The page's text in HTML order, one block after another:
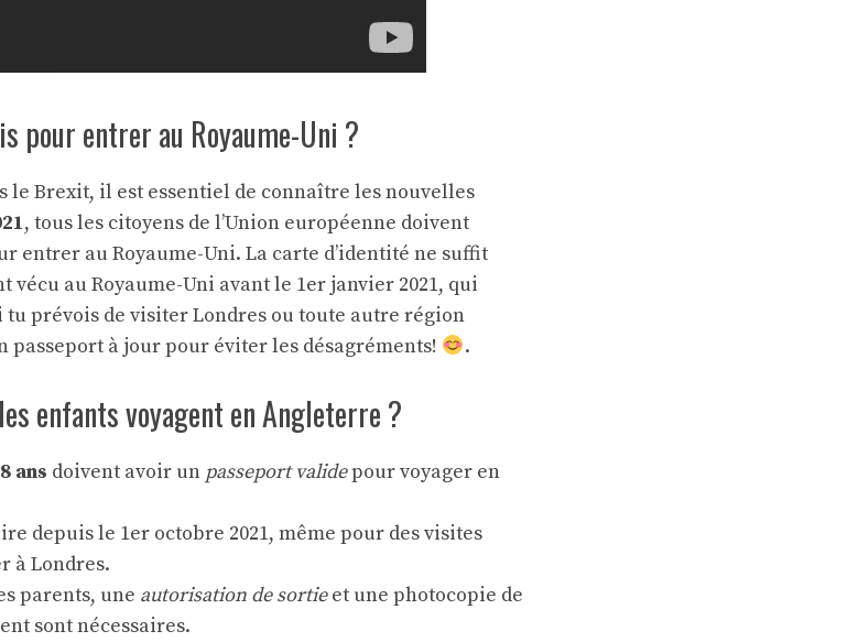
pour entrer au Royaume-Uni ?
le Brexit, il est essentiel de connaître les nouvelles
, tous les citoyens de l’Union européenne doivent
entrer au Royaume-Uni. La carte d’identité ne suffit
au Royaume-Uni avant le 1er janvier 2021, qui
tu prévois de visiter Londres ou toute autre région
passeport à jour pour éviter les désagréments!
.
enfants voyagent en Angleterre ?
ans doivent avoir un passeport validepour voyager en
depuis le 1er octobre 2021, même pour des visites
à Londres.
parents, une autorisation de sortieet une photocopie de
sont nécessaires.